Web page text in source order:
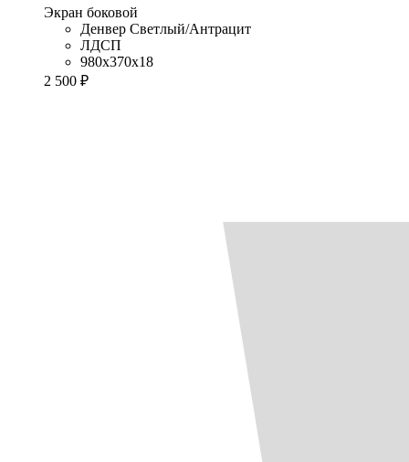
Экран боковой
Денвер Cветлый/Антрацит
ЛДСП
980x370x18
2 500 ₽